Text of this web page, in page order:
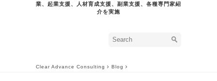
業、起業支援、人材育成支援、副業支援、各種専門家紹
介を実施
Clear Advance Consulting Blog